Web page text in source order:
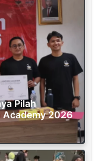
Pilah
Academy 2026